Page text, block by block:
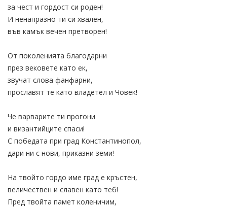
за чест и гордост си роден!
И ненапразно ти си хвален,
във камък вечен претворен!
От поколенията благодарни
през вековете като ек,
звучат слова фанфарни,
прославят те като владетел и Човек!
Че варварите ти прогони
и византийците спаси!
С победата при град Константинопол,
дари ни с нови, приказни земи!
На твойто гордо име град е кръстен,
величествен и славен като теб!
Пред твойта памет коленичим,